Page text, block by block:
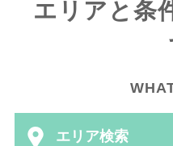
エリアと条
エリア検索